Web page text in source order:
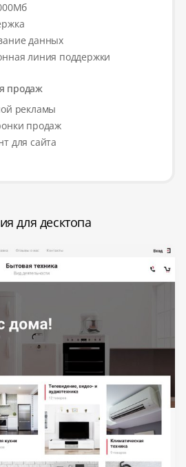
данных
линия поддержки
продаж
рекламы
продаж
для сайта
для десктопа